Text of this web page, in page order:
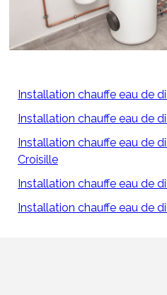
Installation chauffe eau de
Installation chauffe eau de
Installation chauffe eau de
Croisille
Installation chauffe eau de
Installation chauffe eau de